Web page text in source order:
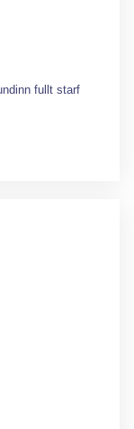
fullt starf